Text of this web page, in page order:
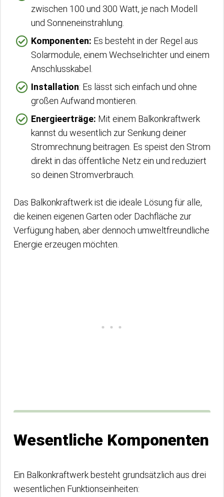
zwischen 100 und 300 Watt, je nach Modell
und Sonneneinstrahlung.
Komponenten: Es besteht in der Regel aus
Solarmodule, einem Wechselrichter und einem
Anschlusskabel.
Installation: Es lässt sich einfach und ohne
großen Aufwand montieren.
Energieerträge: Mit einem Balkonkraftwerk
kannst du wesentlich zur Senkung deiner
Stromrechnung beitragen. Es speist den Strom
direkt in das öffentliche Netz ein und reduziert
so deinen Stromverbrauch.
Das Balkonkraftwerk ist die ideale Lösung für alle,
die keinen eigenen Garten oder Dachfläche zur
Verfügung haben, aber dennoch umweltfreundliche
Energie erzeugen möchten.
Wesentliche Komponenten
Ein Balkonkraftwerk besteht grundsätzlich aus drei
wesentlichen Funktionseinheiten: